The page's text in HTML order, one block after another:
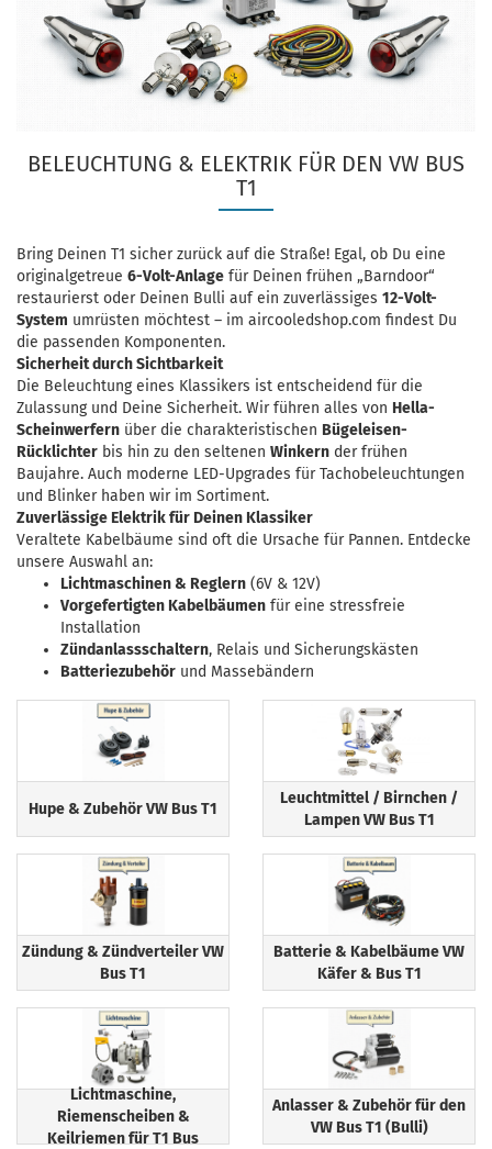
BELEUCHTUNG & ELEKTRIK FÜR DEN VW BUS
T1
Bring Deinen T1 sicher zurück auf die Straße! Egal, ob Du eine
originalgetreue 6-Volt-Anlage für Deinen frühen „Barndoor“
restaurierst oder Deinen Bulli auf ein zuverlässiges 12-Volt-
System umrüsten möchtest – im aircooledshop.com findest Du
die passenden Komponenten.
Sicherheit durch Sichtbarkeit
Die Beleuchtung eines Klassikers ist entscheidend für die
Zulassung und Deine Sicherheit. Wir führen alles von Hella-
Scheinwerfern über die charakteristischen Bügeleisen-
Rücklichter bis hin zu den seltenen Winkern der frühen
Baujahre. Auch moderne LED-Upgrades für Tachobeleuchtungen
und Blinker haben wir im Sortiment.
Zuverlässige Elektrik für Deinen Klassiker
Veraltete Kabelbäume sind oft die Ursache für Pannen. Entdecke
unsere Auswahl an:
Lichtmaschinen & Reglern (6V & 12V)
Vorgefertigten Kabelbäumen für eine stressfreie
Installation
Zündanlassschaltern, Relais und Sicherungskästen
Batteriezubehör und Massebändern
Hupe & Zubehör VW Bus T1
Leuchtmittel / Birnchen /
Lampen VW Bus T1
Zündung & Zündverteiler VW
Bus T1
Batterie & Kabelbäume VW
Käfer & Bus T1
Lichtmaschine,
Riemenscheiben &
Keilriemen für T1 Bus
Anlasser & Zubehör für den
VW Bus T1 (Bulli)